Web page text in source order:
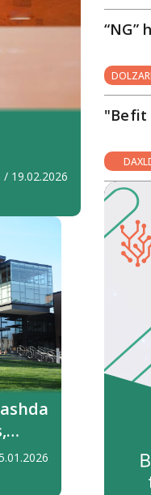
/ 19.02.2026
“NG”
"Befit